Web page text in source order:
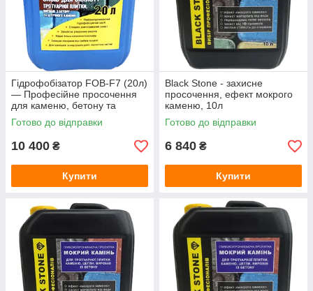
Гідрофобізатор FOB-F7 (20л)
— Професійне просочення
для каменю, бетону та
тротуарної плитки (захист від
висолів)
Готово до відправки
10 400 ₴
Купити
Black Stone - захисне
просочення, ефект мокрого
каменю, 10л
Готово до відправки
6 840 ₴
Купити